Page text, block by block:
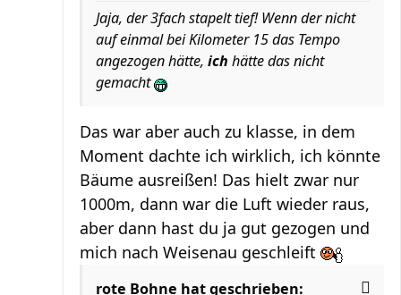
Jaja, der 3fach stapelt tief! Wenn der nicht
auf einmal bei Kilometer 15 das Tempo
angezogen hätte, ich hätte das nicht
gemacht
Das war aber auch zu klasse, in dem
Moment dachte ich wirklich, ich könnte
Bäume ausreißen! Das hielt zwar nur
1000m, dann war die Luft wieder raus,
aber dann hast du ja gut gezogen und
mich nach Weisenau geschleift
rote Bohne hat geschrieben: